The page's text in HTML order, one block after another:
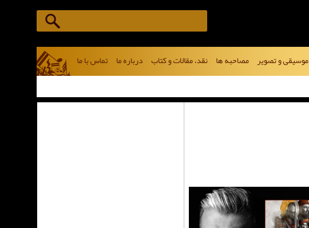
موسیقی و تصویر مصاحبه ها نقد، مقالات و کتاب درباره ما تماس با ما